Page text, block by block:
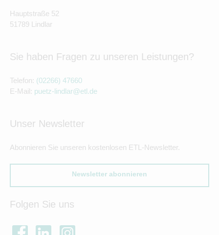
Hauptstraße 52
51789 Lindlar
Sie haben Fragen zu unseren Leistungen?
Telefon: (02266) 47660
E-Mail: puetz-lindlar@etl.de
Unser Newsletter
Abonnieren Sie unseren kostenlosen ETL-Newsletter.
Newsletter abonnieren
Folgen Sie uns